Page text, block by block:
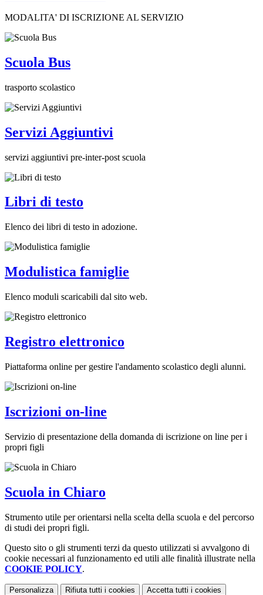
MODALITA' DI ISCRIZIONE AL SERVIZIO
Scuola Bus
trasporto scolastico
Servizi Aggiuntivi
servizi aggiuntivi pre-inter-post scuola
Libri di testo
Elenco dei libri di testo in adozione.
Modulistica famiglie
Elenco moduli scaricabili dal sito web.
Registro elettronico
Piattaforma online per gestire l'andamento scolastico degli alunni.
Iscrizioni on-line
Servizio di presentazione della domanda di iscrizione on line per i
propri figli
Scuola in Chiaro
Strumento utile per orientarsi nella scelta della scuola e del percorso
di studi dei propri figli.
Questo sito o gli strumenti terzi da questo utilizzati si avvalgono di
cookie necessari al funzionamento ed utili alle finalità illustrate nella
COOKIE POLICY.
Personalizza Rifiuta tutti i cookies Accetta tutti i cookies